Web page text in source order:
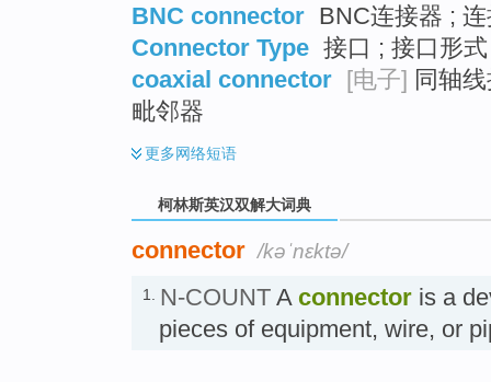
BNC connector BNC连接器 ;
Connector Type 接口 ; 接口形
coaxial connector [电子] 同轴
毗邻器
更多网络短语
柯林斯英汉双解大词典
connector /kəˈnɛktə/
1. N-COUNT A connector is a
pieces of equipment, wire, or